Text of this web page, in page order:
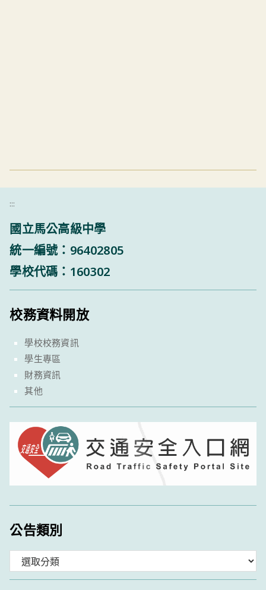
:::
國立馬公高級中學
統一編號：96402805
學校代碼：160302
校務資料開放
學校校務資訊
學生專區
財務資訊
其他
公告類別
類